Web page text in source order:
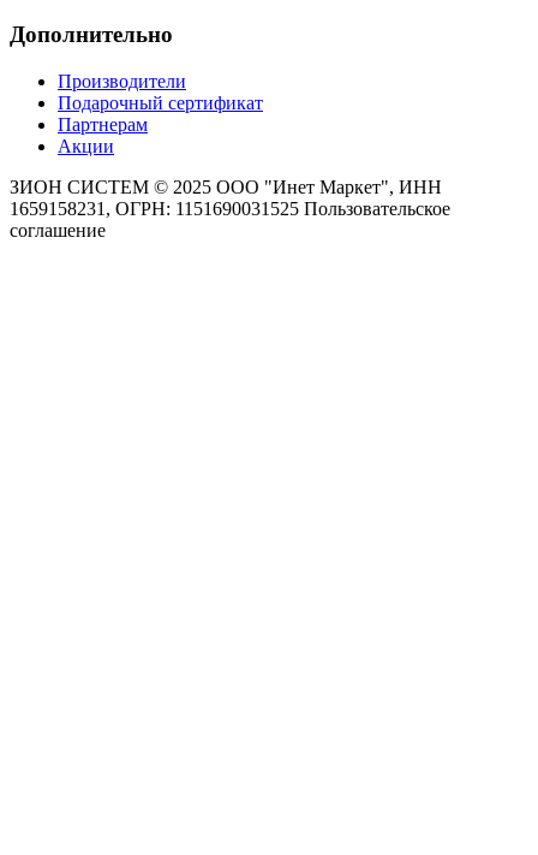
Дополнительно
Производители
Подарочный сертификат
Партнерам
Акции
ЗИОН СИСТЕМ © 2025 ООО "Инет Маркет", ИНН
1659158231, ОГРН: 1151690031525 Пользовательское
соглашение